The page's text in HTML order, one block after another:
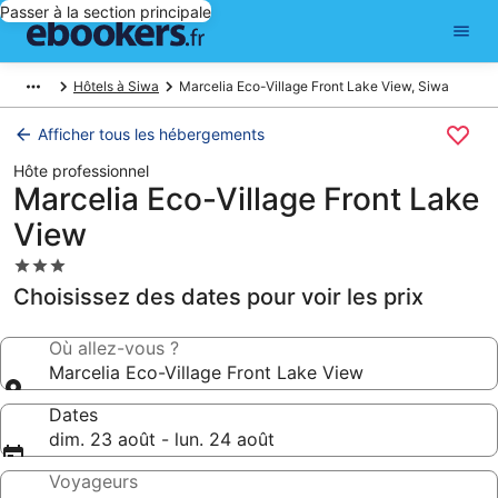
Passer à la section principale
Hôtels à Siwa Marcelia Eco-Village Front Lake View, Siwa
Afficher tous les hébergements
Hôte professionnel
Marcelia Eco-Village Front Lake
View
Hébergement
3.0 étoiles
Choisissez des dates pour voir les prix
Où allez-vous ?
Marcelia Eco-Village Front Lake View
Dates
dim. 23 août - lun. 24 août
Voyageurs